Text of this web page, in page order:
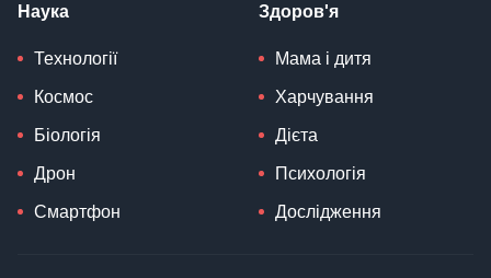
Наука
Технології
Космос
Біологія
Дрон
Смартфон
Здоров'я
Мама і дитя
Харчування
Дієта
Психологія
Дослідження